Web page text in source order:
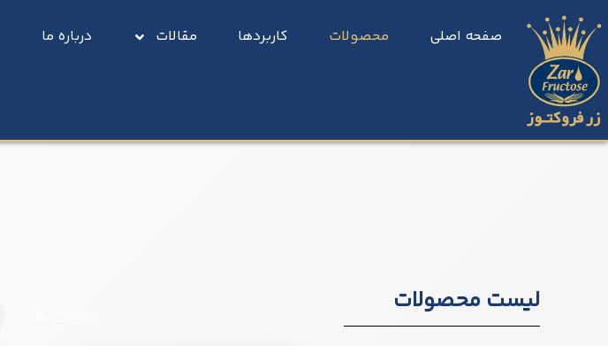
صفحه اصلی محصولات کاربردها مقالات درباره ما
لیست محصولات